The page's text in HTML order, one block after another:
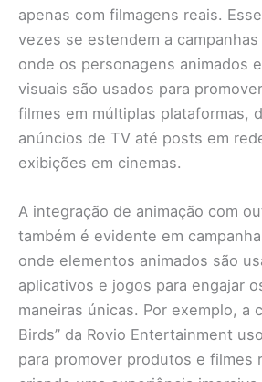
apenas com filmagens reais.
vezes se estendem a
onde os personagens animados
visuais são usados para
filmes em múltiplas plataformas,
anúncios de TV até posts em
exibições em cinemas.
A integração de animação com
também é evidente em
onde elementos animados são
aplicativos e jogos para engajar
maneiras únicas. Por exemplo, a
Birds” da Rovio Entertainment
para promover produtos e filmes